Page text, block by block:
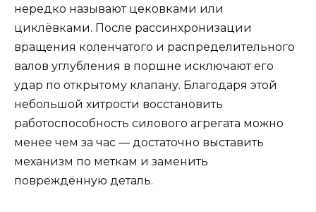
нередко называют цековками или
циклёвками. После рассинхронизации
вращения коленчатого и распределительного
валов углубления в поршне исключают его
удар по открытому клапану. Благодаря этой
небольшой хитрости восстановить
работоспособность силового агрегата можно
менее чем за час — достаточно выставить
механизм по меткам и заменить
повреждённую деталь.